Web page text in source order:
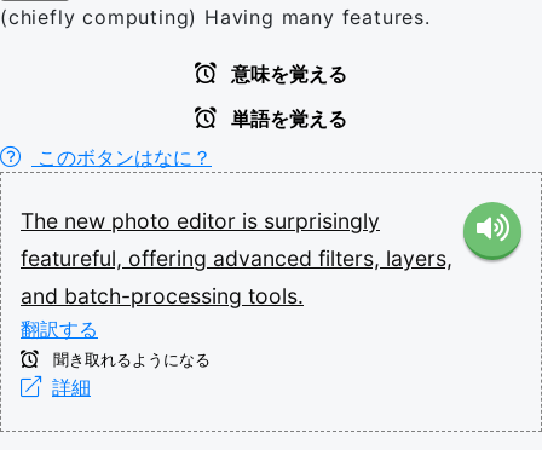
(chiefly computing) Having many features.
意味を覚える
単語を覚える
このボタンはなに？
The new photo editor is surprisingly
featureful, offering advanced filters, layers,
and batch-processing tools.
翻訳する
聞き取れるようになる
詳細